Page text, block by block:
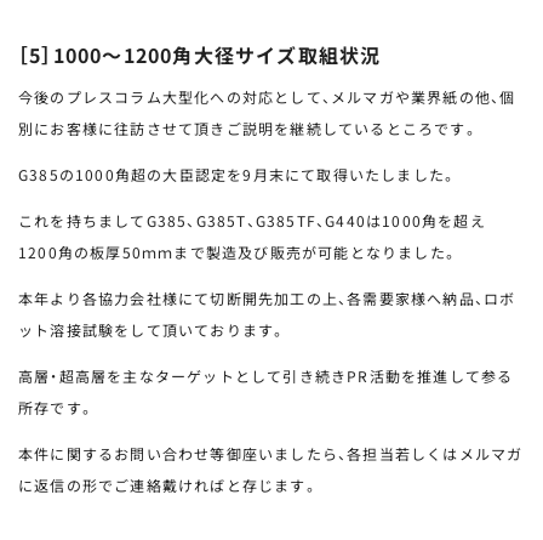
［5］1000～1200角大径サイズ取組状況
今後のプレスコラム大型化への対応として、メルマガや業界紙の他、個
別にお客様に往訪させて頂きご説明を継続しているところです。
G385の1000角超の大臣認定を9月末にて取得いたしました。
これを持ちましてG385、G385T、G385TF、G440は1000角を超え
1200角の板厚50ｍｍまで製造及び販売が可能となりました。
本年より各協力会社様にて切断開先加工の上、各需要家様へ納品、ロボ
ット溶接試験をして頂いております。
高層・超高層を主なターゲットとして引き続きPR活動を推進して参る
所存です。
本件に関するお問い合わせ等御座いましたら、各担当若しくはメルマガ
に返信の形でご連絡戴ければと存じます。